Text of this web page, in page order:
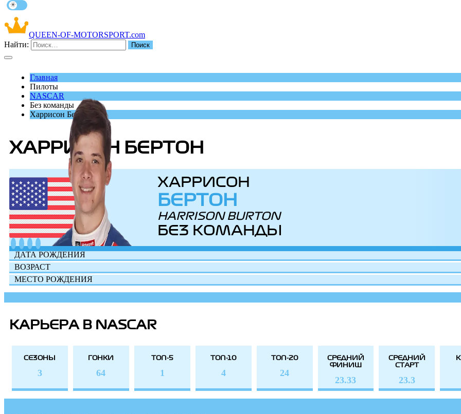
QUEEN-OF-MOTORSPORT.com
Найти:
Главная
Пилоты
NASCAR
Без команды
Харрисон Бертон
ХАРРИСОН БЕРТОН
ХАРРИСОН
БЕРТОН
HARRISON BURTON
БЕЗ КОМАНДЫ
ДАТА РОЖДЕНИЯ
ВОЗРАСТ
МЕСТО РОЖДЕНИЯ
КАРЬЕРА В NASCAR
СЕЗОНЫ
3
ГОНКИ
64
ТОП-5
1
ТОП-10
4
ТОП-20
24
СРЕДНИЙ
ФИНИШ
23.33
СРЕДНИЙ
СТАРТ
23.3